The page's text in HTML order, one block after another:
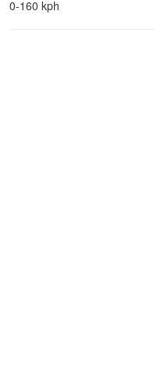
0-160 kph